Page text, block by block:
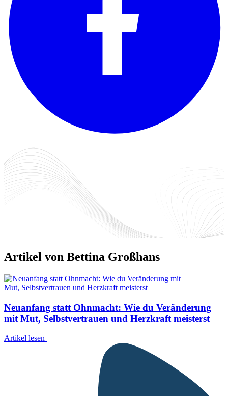
Artikel von Bettina Großhans
Neuanfang statt Ohnmacht: Wie du Veränderung
mit Mut, Selbstvertrauen und Herzkraft meisterst
Artikel lesen